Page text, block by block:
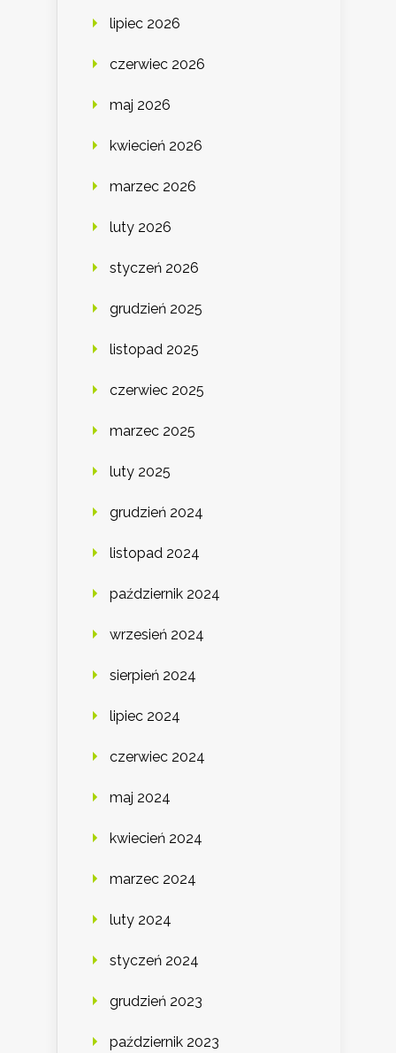
lipiec 2026
czerwiec 2026
maj 2026
kwiecień 2026
marzec 2026
luty 2026
styczeń 2026
grudzień 2025
listopad 2025
czerwiec 2025
marzec 2025
luty 2025
grudzień 2024
listopad 2024
październik 2024
wrzesień 2024
sierpień 2024
lipiec 2024
czerwiec 2024
maj 2024
kwiecień 2024
marzec 2024
luty 2024
styczeń 2024
grudzień 2023
październik 2023